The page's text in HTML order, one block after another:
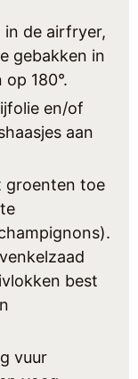
in de airfryer,
gebakken in
180°.
en/of
aan
groenten toe
best
vuur